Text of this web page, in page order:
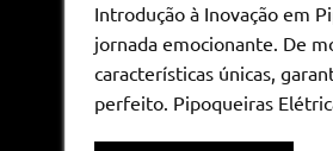
Introdução à Inovação em
jornada emocionante. De
características únicas,
perfeito. Pipoqueiras